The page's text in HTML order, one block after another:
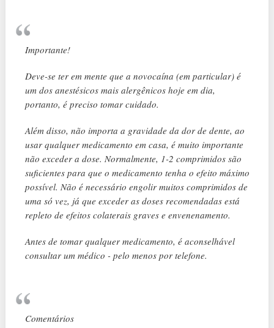
Importante!
Deve-se ter em mente que a novocaína (em particular) é
um dos anestésicos mais alergênicos hoje em dia,
portanto, é preciso tomar cuidado.
Além disso, não importa a gravidade da dor de dente, ao
usar qualquer medicamento em casa, é muito importante
não exceder a dose. Normalmente, 1-2 comprimidos são
suficientes para que o medicamento tenha o efeito máximo
possível. Não é necessário engolir muitos comprimidos de
uma só vez, já que exceder as doses recomendadas está
repleto de efeitos colaterais graves e envenenamento.
Antes de tomar qualquer medicamento, é aconselhável
consultar um médico - pelo menos por telefone.
Comentários